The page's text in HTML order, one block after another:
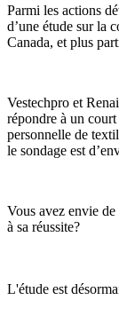
Parmi les actions
d’une étude sur la
Canada, et plus
Vestechpro et
répondre à un
personnelle de
le sondage est
Vous avez envie
à sa réussite?
L'étude est